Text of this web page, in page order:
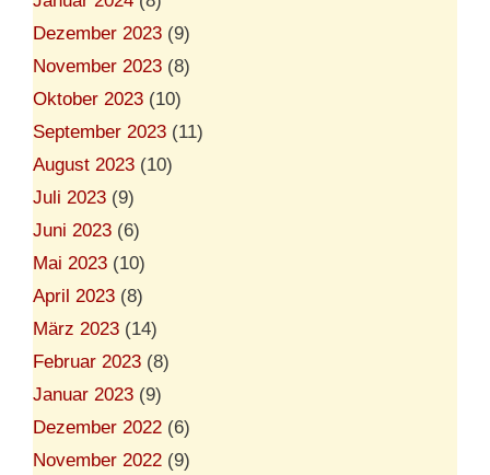
Dezember 2023 (9)
November 2023 (8)
Oktober 2023 (10)
September 2023 (11)
August 2023 (10)
Juli 2023 (9)
Juni 2023 (6)
Mai 2023 (10)
April 2023 (8)
März 2023 (14)
Februar 2023 (8)
Januar 2023 (9)
Dezember 2022 (6)
November 2022 (9)